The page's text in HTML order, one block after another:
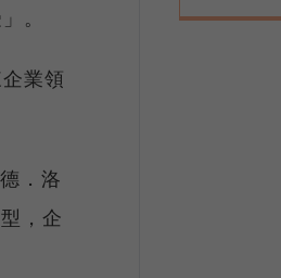
。
業領
．洛
，企